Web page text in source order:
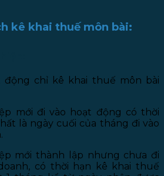
kê khai thuế môn bài:
động chỉ kê khai thuế môn bài
mới đi vào hoạt động có thời
là ngày cuối của tháng đi vào
mới thành lập nhưng chưa đi
có thời hạn kê khai thuế